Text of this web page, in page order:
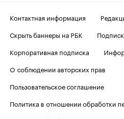
Контактная информация
Скрыть баннеры на РБК
Корпоративная подписка
О соблюдении авторских прав
Пользовательское соглашение
Политика в отношении обработки